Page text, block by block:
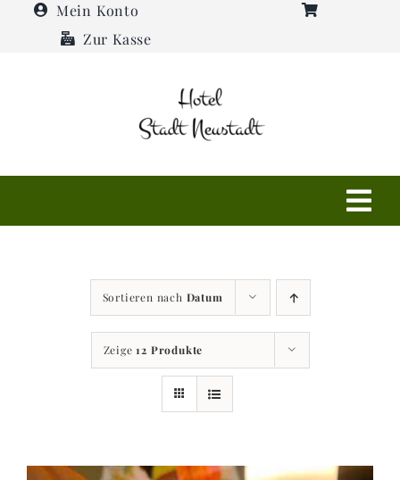
Mein Konto
Zur Kasse
Restaurant
Sortieren nach Datum
Zeige12 Produkte